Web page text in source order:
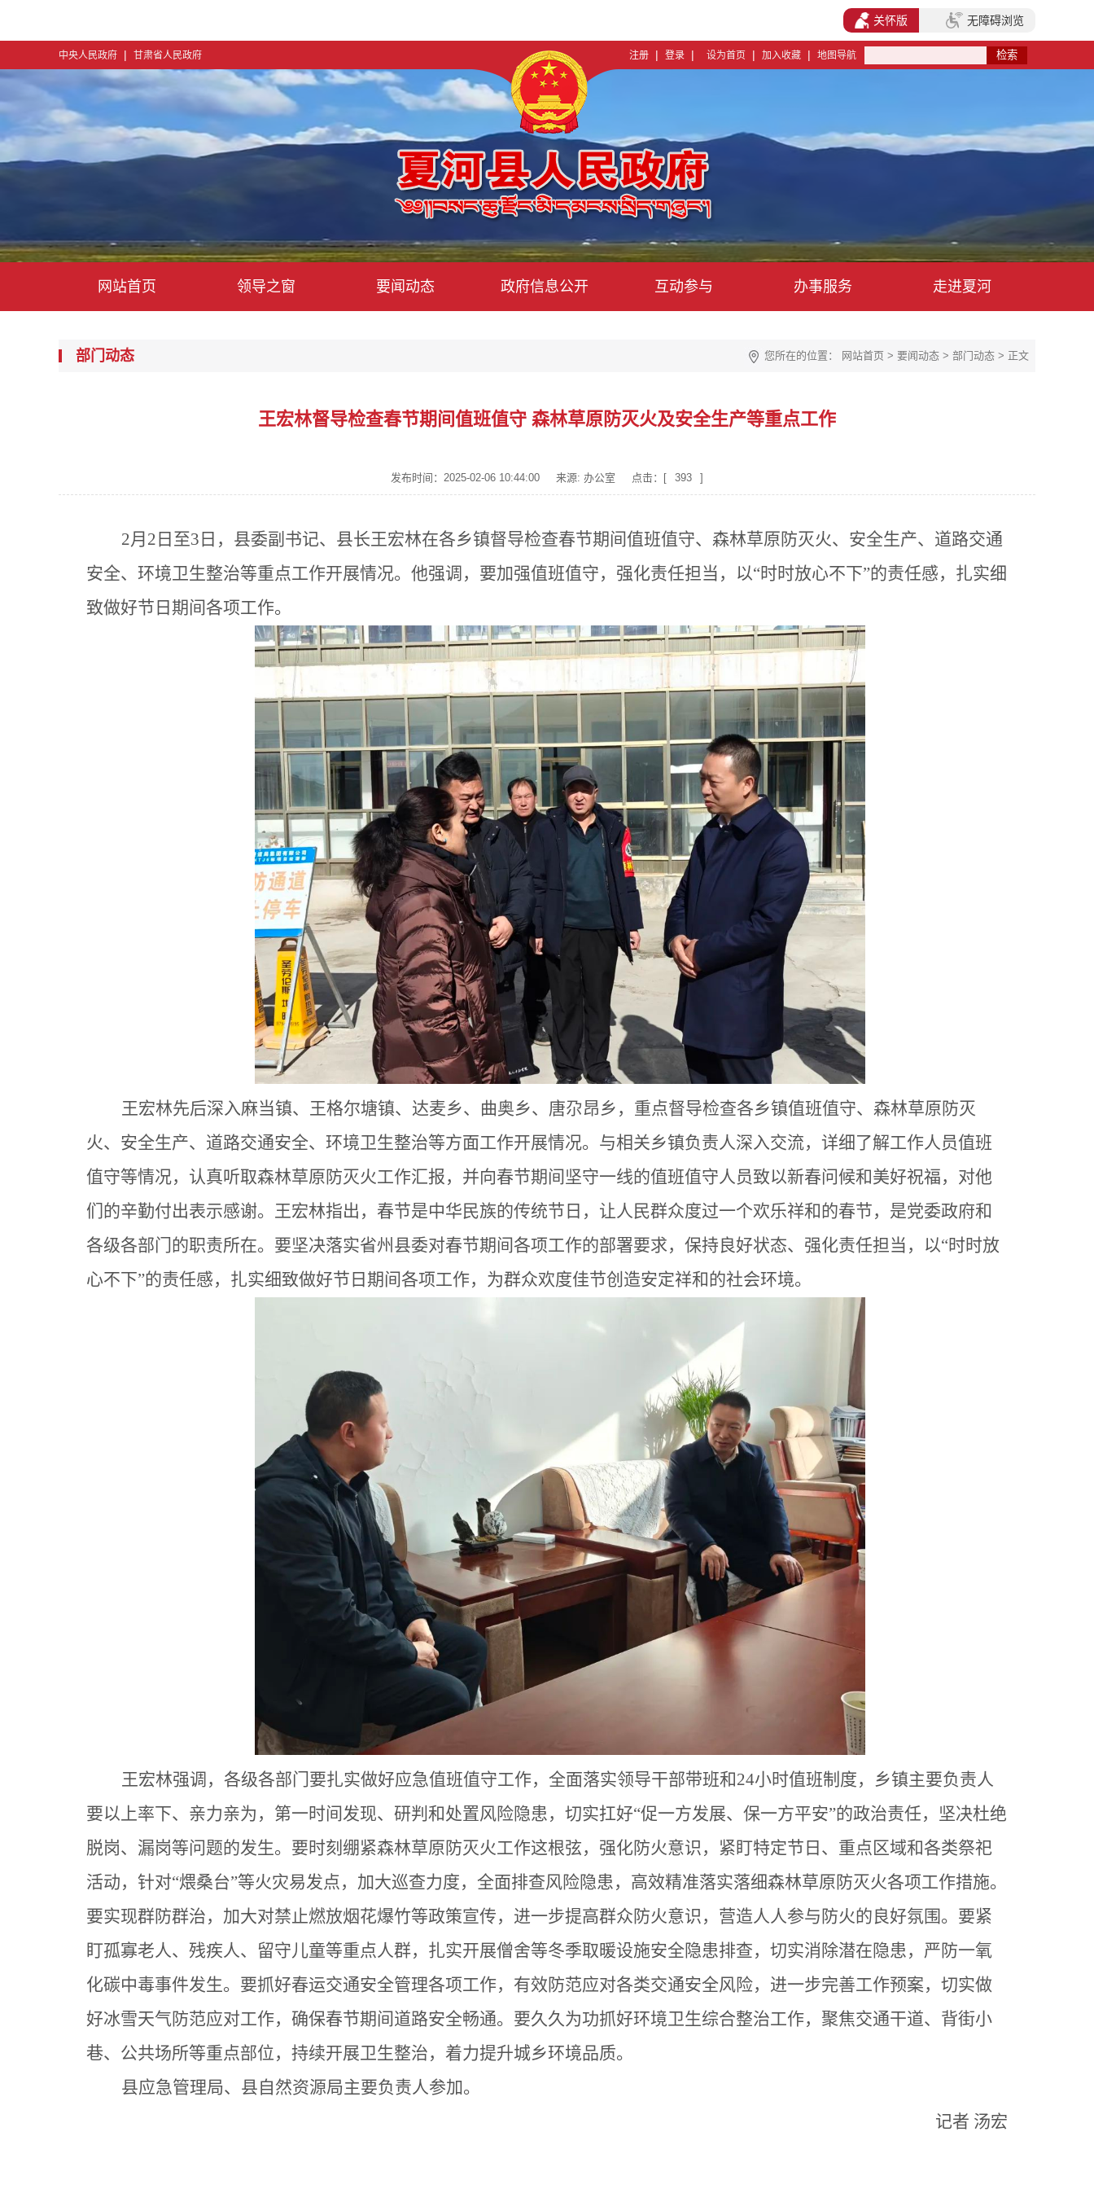
中央人民政府 | 甘肃省人民政府 注册 | 登录 | 设为首页 | 加入收藏 | 地图导航
网站首页 领导之窗 要闻动态 政府信息公开 互动参与 办事服务 走进夏河
部门动态 您所在的位置： 网站首页 > 要闻动态 > 部门动态 > 正文
王宏林督导检查春节期间值班值守 森林草原防灭火及安全生产等重点工作
发布时间：2025-02-06 10:44:00 来源: 办公室 点击：[ 393 ]
2月2日至3日，县委副书记、县长王宏林在各乡镇督导检查春节期间值班值守、森林草原防灭火、安全生产、道路交通
安全、环境卫生整治等重点工作开展情况。他强调，要加强值班值守，强化责任担当，以“时时放心不下”的责任感，扎实细
致做好节日期间各项工作。
王宏林先后深入麻当镇、王格尔塘镇、达麦乡、曲奥乡、唐尕昂乡，重点督导检查各乡镇值班值守、森林草原防灭
火、安全生产、道路交通安全、环境卫生整治等方面工作开展情况。与相关乡镇负责人深入交流，详细了解工作人员值班
值守等情况，认真听取森林草原防灭火工作汇报，并向春节期间坚守一线的值班值守人员致以新春问候和美好祝福，对他
们的辛勤付出表示感谢。王宏林指出，春节是中华民族的传统节日，让人民群众度过一个欢乐祥和的春节，是党委政府和
各级各部门的职责所在。要坚决落实省州县委对春节期间各项工作的部署要求，保持良好状态、强化责任担当，以“时时放
心不下”的责任感，扎实细致做好节日期间各项工作，为群众欢度佳节创造安定祥和的社会环境。
王宏林强调，各级各部门要扎实做好应急值班值守工作，全面落实领导干部带班和24小时值班制度，乡镇主要负责人
要以上率下、亲力亲为，第一时间发现、研判和处置风险隐患，切实扛好“促一方发展、保一方平安”的政治责任，坚决杜绝
脱岗、漏岗等问题的发生。要时刻绷紧森林草原防灭火工作这根弦，强化防火意识，紧盯特定节日、重点区域和各类祭祀
活动，针对“煨桑台”等火灾易发点，加大巡查力度，全面排查风险隐患，高效精准落实落细森林草原防灭火各项工作措施。
要实现群防群治，加大对禁止燃放烟花爆竹等政策宣传，进一步提高群众防火意识，营造人人参与防火的良好氛围。要紧
盯孤寡老人、残疾人、留守儿童等重点人群，扎实开展僧舍等冬季取暖设施安全隐患排查，切实消除潜在隐患，严防一氧
化碳中毒事件发生。要抓好春运交通安全管理各项工作，有效防范应对各类交通安全风险，进一步完善工作预案，切实做
好冰雪天气防范应对工作，确保春节期间道路安全畅通。要久久为功抓好环境卫生综合整治工作，聚焦交通干道、背街小
巷、公共场所等重点部位，持续开展卫生整治，着力提升城乡环境品质。
县应急管理局、县自然资源局主要负责人参加。
记者 汤宏
关怀版 无障碍浏览